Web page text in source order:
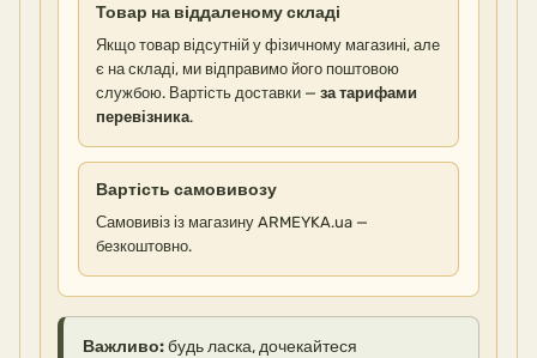
Товар на віддаленому складі
Якщо товар відсутній у фізичному магазині, але
є на складі, ми відправимо його поштовою
службою. Вартість доставки — за тарифами
перевізника.
Вартість самовивозу
Самовивіз із магазину ARMEYKA.ua —
безкоштовно.
Важливо:будь ласка, дочекайтеся